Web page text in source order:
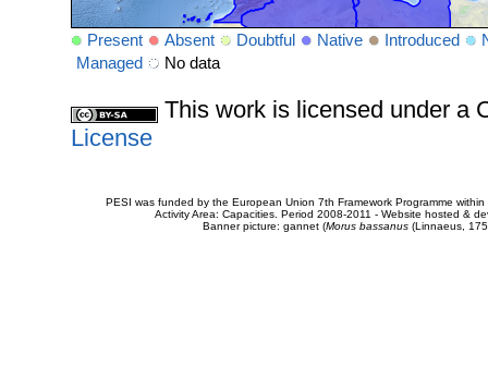
Present Absent Doubtful Native Introduced
Managed
No data
This work is licensed under a
License
PESI was funded by the European Union 7th Framework Programme
Activity Area: Capacities. Period 2008-2011 - Website hosted &
Banner picture: gannet (Morus bassanus(Linnaeus,